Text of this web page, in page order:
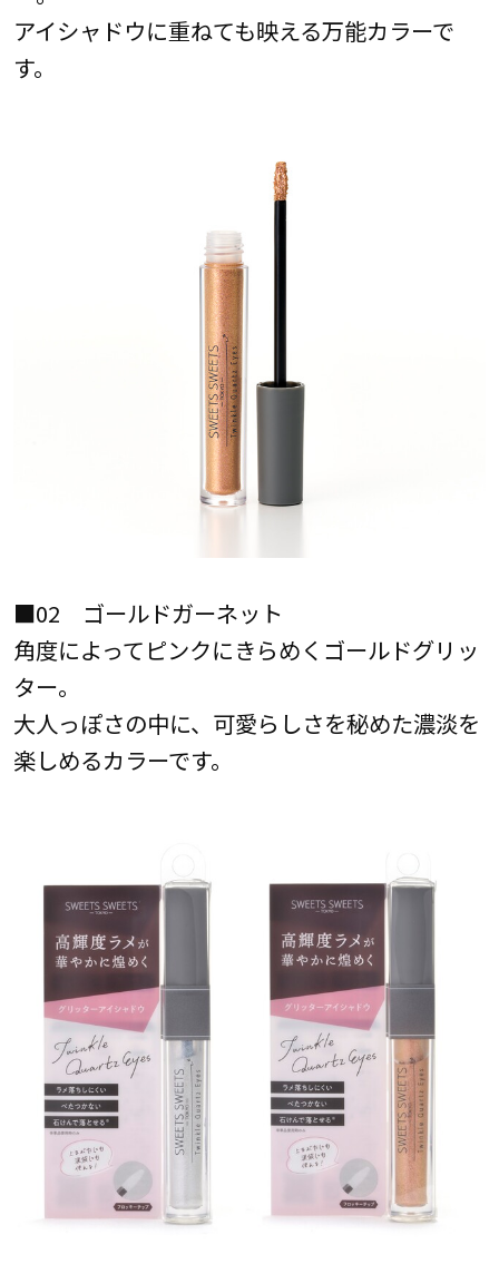
アイシャドウに重ねても映える万能カラーで
す。
■02 ゴールドガーネット
角度によってピンクにきらめくゴールドグリッ
ター。
大人っぽさの中に、可愛らしさを秘めた濃淡を
楽しめるカラーです。